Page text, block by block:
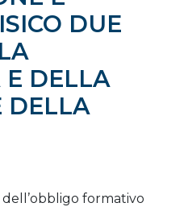
DUE
E DELLA
DELLA
formativo